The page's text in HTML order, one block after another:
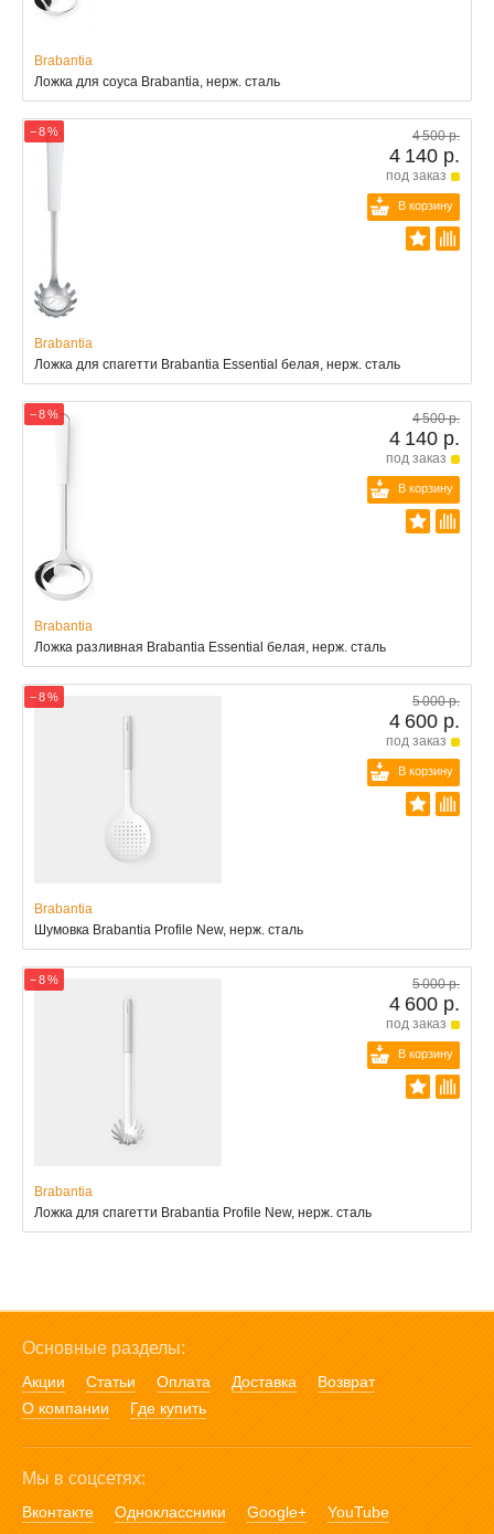
Brabantia
Ложка для соуса Brabantia, нерж. сталь
− 8 % 4 500 р.
4 140 р.
под заказ
В корзину
Brabantia
Ложка для спагетти Brabantia Essential белая, нерж. сталь
− 8 % 4 500 р.
4 140 р.
под заказ
В корзину
Brabantia
Ложка разливная Brabantia Essential белая, нерж. сталь
− 8 % 5 000 р.
4 600 р.
под заказ
В корзину
Brabantia
Шумовка Brabantia Profile New, нерж. сталь
− 8 % 5 000 р.
4 600 р.
под заказ
В корзину
Brabantia
Ложка для спагетти Brabantia Profile New, нерж. сталь
Основные разделы:
Акции Статьи Оплата Доставка
Возврат
О компании
Где купить
Мы в соцсетях:
Вконтакте Одноклассники Google+ YouTube